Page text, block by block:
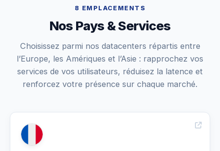
8 EMPLACEMENTS
Nos Pays & Services
Choisissez parmi nos datacenters répartis entre
l’Europe, les Amériques et l’Asie : rapprochez vos
services de vos utilisateurs, réduisez la latence et
renforcez votre présence sur chaque marché.